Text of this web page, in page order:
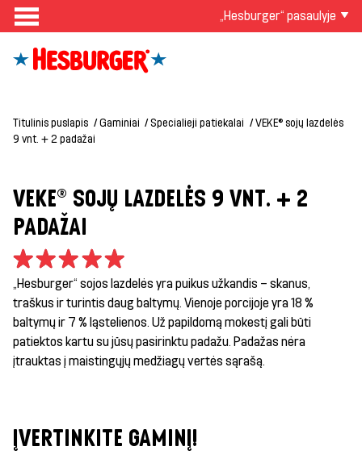
„Hesburger“ pasaulyje
Titulinis puslapis Gaminiai Specialieji patiekalai
VEKE® sojų lazdelės
9 vnt. + 2 padažai
VEKE® SOJŲ LAZDELĖS 9 VNT. + 2
PADAŽAI
„Hesburger“ sojos lazdelės yra puikus užkandis – skanus,
traškus ir turintis daug baltymų. Vienoje porcijoje yra 18 %
baltymų ir 7 % ląstelienos. Už papildomą mokestį gali būti
patiektos kartu su jūsų pasirinktu padažu. Padažas nėra
įtrauktas į maistingųjų medžiagų vertės sąrašą.
ĮVERTINKITE GAMINĮ!